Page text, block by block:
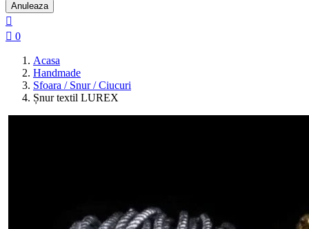
Anuleaza

 0
Acasa
Handmade
Sfoara / Snur / Ciucuri
Șnur textil LUREX